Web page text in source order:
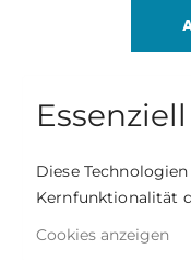
Bildergalerie
springen
Essenziell
Diese
Kernfunktionalität
Cookies anzeigen